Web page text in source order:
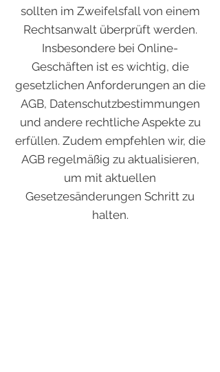
sollten im Zweifelsfall von einem
Rechtsanwalt überprüft werden.
Insbesondere bei Online-
Geschäften ist es wichtig, die
gesetzlichen Anforderungen an die
AGB, Datenschutzbestimmungen
und andere rechtliche Aspekte zu
erfüllen. Zudem empfehlen wir, die
AGB regelmäßig zu aktualisieren,
um mit aktuellen
Gesetzesänderungen Schritt zu
halten.